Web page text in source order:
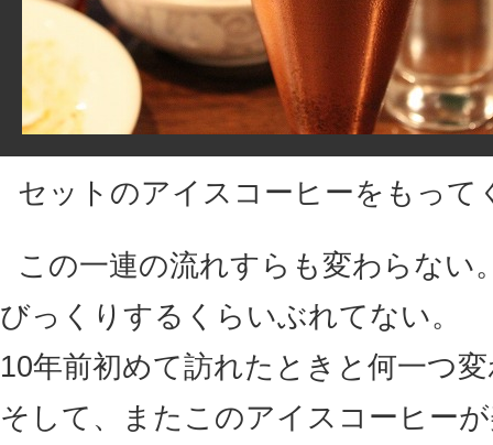
セットのアイスコーヒーをもって
この一連の流れすらも変わらない
びっくりするくらいぶれてない。
10年前初めて訪れたときと何一つ
そして、またこのアイスコーヒー